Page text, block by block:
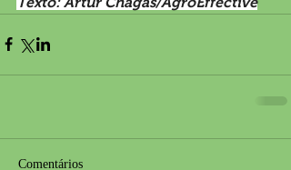
Comentários